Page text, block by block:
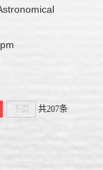
下页 共207条